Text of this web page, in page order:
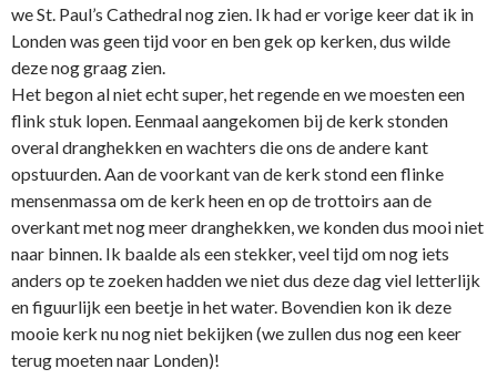
we St. Paul’s Cathedral nog zien. Ik had er vorige keer dat ik in
Londen was geen tijd voor en ben gek op kerken, dus wilde
deze nog graag zien.
Het begon al niet echt super, het regende en we moesten een
flink stuk lopen. Eenmaal aangekomen bij de kerk stonden
overal dranghekken en wachters die ons de andere kant
opstuurden. Aan de voorkant van de kerk stond een flinke
mensenmassa om de kerk heen en op de trottoirs aan de
overkant met nog meer dranghekken, we konden dus mooi niet
naar binnen. Ik baalde als een stekker, veel tijd om nog iets
anders op te zoeken hadden we niet dus deze dag viel letterlijk
en figuurlijk een beetje in het water. Bovendien kon ik deze
mooie kerk nu nog niet bekijken (we zullen dus nog een keer
terug moeten naar Londen)!